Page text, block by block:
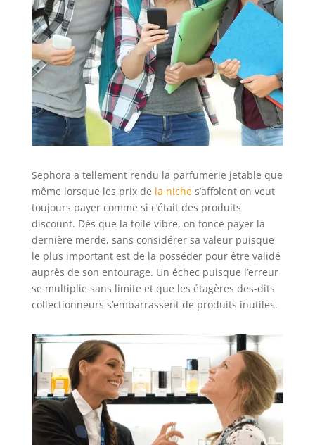
Sephora a tellement rendu la parfumerie jetable que
même lorsque les prix de la niches’affolent on veut
toujours payer comme si c’était des produits
discount. Dès que la toile vibre, on fonce payer la
dernière merde, sans considérer sa valeur puisque
le plus important est de la posséder pour être validé
auprès de son entourage. Un échec puisque l’erreur
se multiplie sans limite et que les étagères des-dits
collectionneurs s’embarrassent de produits inutiles.